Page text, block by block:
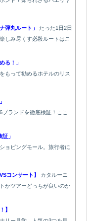
弾丸ルート」 たった1 日2日
しみ尽くす必殺ルートはこ
る！」
もって勧めるホテルのリス
ランドを徹底検証！ここ
」
ョピングモール。旅行者に
コンサート】 カタルーニ
かツアーどっちが良いのか
】